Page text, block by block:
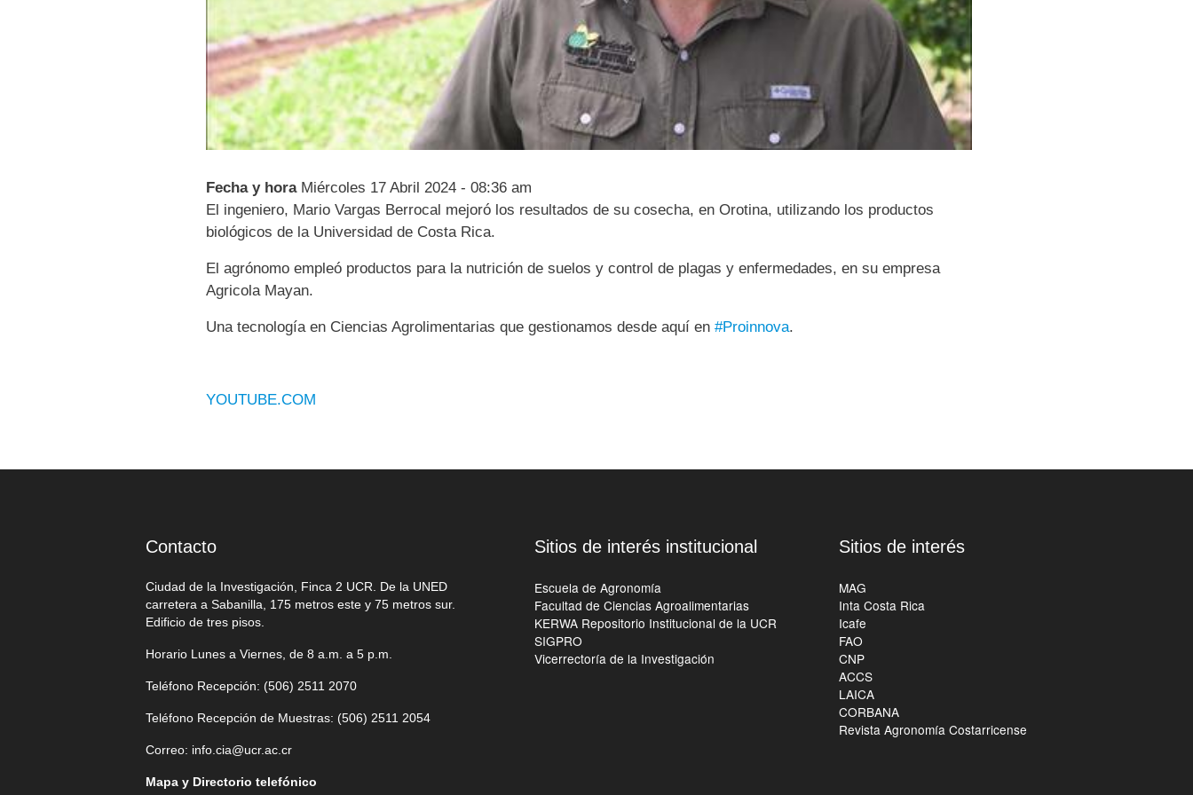
Fecha y hora Miércoles 17 Abril 2024 - 08:36 am
El ingeniero, Mario Vargas Berrocal mejoró los resultados de su cosecha, en Orotina, utilizando los productos
biológicos de la Universidad de Costa Rica.
El agrónomo empleó productos para la nutrición de suelos y control de plagas y enfermedades, en su empresa
Agricola Mayan.
Una tecnología en Ciencias Agrolimentarias que gestionamos desde aquí en #Proinnova.
YOUTUBE.COM
Contacto
Ciudad de la Investigación, Finca 2 UCR. De la UNED
carretera a Sabanilla, 175 metros este y 75 metros sur.
Edificio de tres pisos.
Horario Lunes a Viernes, de 8 a.m. a 5 p.m.
Teléfono Recepción: (506) 2511 2070
Teléfono Recepción de Muestras: (506) 2511 2054
Correo: info.cia@ucr.ac.cr
Mapa y Directorio telefónico
Sitios de interés institucional
Escuela de Agronomía
Facultad de Ciencias Agroalimentarias
KERWA Repositorio Institucional de la UCR
SIGPRO
Vicerrectoría de la Investigación
Sitios de interés
MAG
Inta Costa Rica
Icafe
FAO
CNP
ACCS
LAICA
CORBANA
Revista Agronomía Costarricense